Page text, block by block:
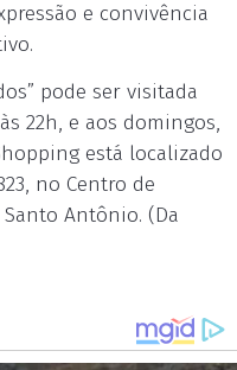
e convivência
pode ser visitada
22h, e aos domingos,
está localizado
no Centro de
Antônio. (Da